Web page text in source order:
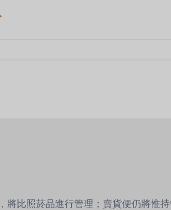
將比照菸品進行管理；賣貨便仍將惟